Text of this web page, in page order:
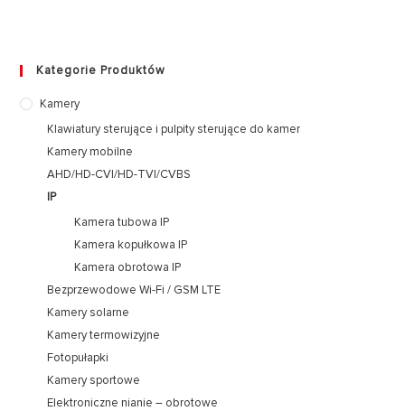
Kategorie Produktów
Kamery
Klawiatury sterujące i pulpity sterujące do kamer
Kamery mobilne
AHD/HD-CVI/HD-TVI/CVBS
IP
Kamera tubowa IP
Kamera kopułkowa IP
Kamera obrotowa IP
Bezprzewodowe Wi-Fi / GSM LTE
Kamery solarne
Kamery termowizyjne
Fotopułapki
Kamery sportowe
Elektroniczne nianie – obrotowe